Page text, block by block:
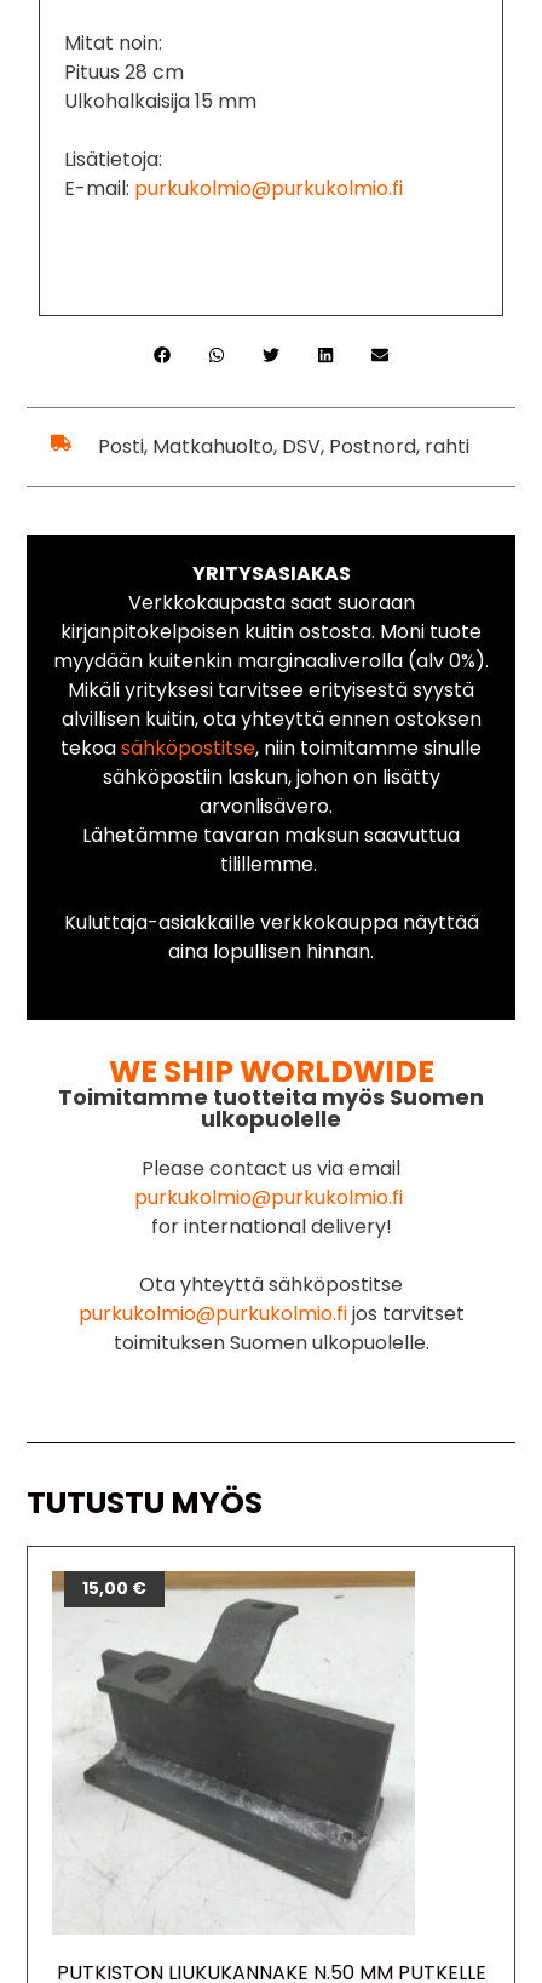
Mitat noin:
Pituus 28 cm
Ulkohalkaisija 15 mm
Lisätietoja:
E-mail: purkukolmio@purkukolmio.fi
Posti, Matkahuolto, DSV, Postnord, rahti
YRITYSASIAKAS
Verkkokaupasta saat suoraan
kirjanpitokelpoisen kuitin ostosta. Moni tuote
myydään kuitenkin marginaaliverolla (alv 0%).
Mikäli yrityksesi tarvitsee erityisestä syystä
alvillisen kuitin, ota yhteyttä ennen ostoksen
tekoasähköpostitse, niin toimitamme sinulle
sähköpostiin laskun, johon on lisätty
arvonlisävero.
Lähetämme tavaran maksun saavuttua
tilillemme.
Kuluttaja-asiakkaille verkkokauppa näyttää
aina lopullisen hinnan.
WE SHIP WORLDWIDE
Toimitamme tuotteita myös Suomen
ulkopuolelle
Please contact us via email
purkukolmio@purkukolmio.fi
for international delivery!
Ota yhteyttä sähköpostitse
purkukolmio@purkukolmio.fijos tarvitset
toimituksen Suomen ulkopuolelle.
TUTUSTU MYÖS
PUTKISTON LIUKUKANNAKE N.50 MM PUTKELLE
15,00 €